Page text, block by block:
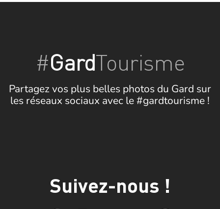
#GardTourisme
Partagez vos plus belles photos du Gard sur
les réseaux sociaux avec le #gardtourisme !
Suivez-nous !